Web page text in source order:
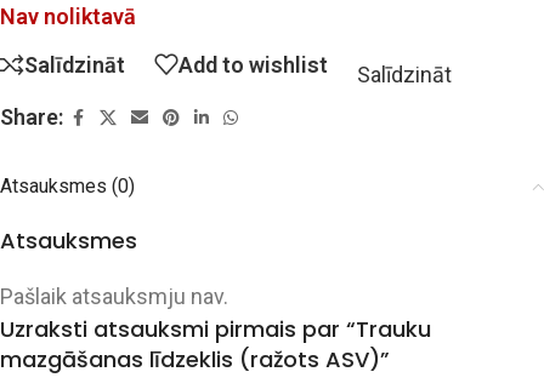
Nav noliktavā
Salīdzināt
Add to wishlist
Salīdzināt
Share:
Atsauksmes (0)
Atsauksmes
Pašlaik atsauksmju nav.
Uzraksti atsauksmi pirmais par “Trauku
mazgāšanas līdzeklis (ražots ASV)”